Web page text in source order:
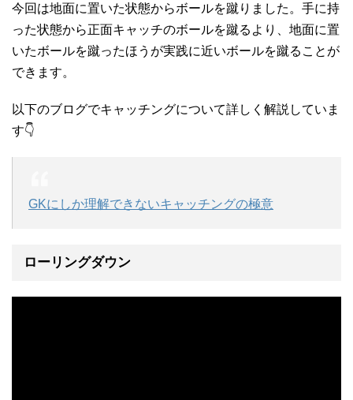
今回は地面に置いた状態からボールを蹴りました。手に持
った状態から正面キャッチのボールを蹴るより、地面に置
いたボールを蹴ったほうが実践に近いボールを蹴ることが
できます。
以下のブログでキャッチングについて詳しく解説していま
す👇
GKにしか理解できないキャッチングの極意
ローリングダウン